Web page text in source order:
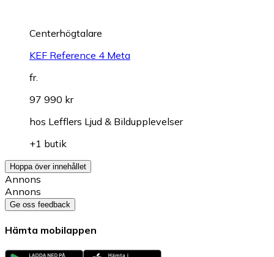
Centerhögtalare
KEF Reference 4 Meta
fr.
97 990 kr
hos Lefflers Ljud & Bildupplevelser
+1 butik
Hoppa över innehållet
Annons
Annons
Ge oss feedback
Hämta mobilappen